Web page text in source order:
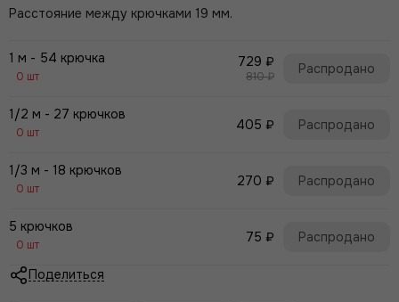
Расстояние между крючками 19 мм.
1 м - 54 крючка
0 шт
729 ₽
810 ₽ Распродано
1/2 м - 27 крючков
0 шт 405 ₽ Распродано
1/3 м - 18 крючков
0 шт 270 ₽ Распродано
5 крючков
0 шт 75 ₽ Распродано
Поделиться